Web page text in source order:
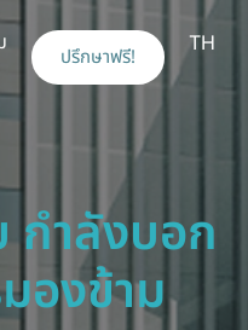
ปรึกษาฟรี!
TH
กำลังบอก
องข้าม